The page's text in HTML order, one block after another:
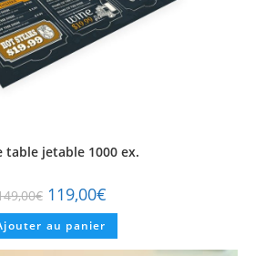
table jetable 1000 ex.
€ 119,00€
au panier